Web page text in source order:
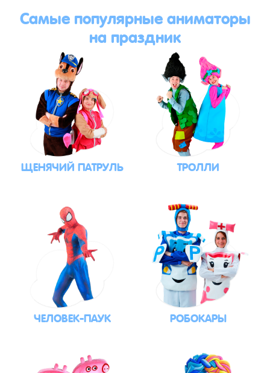
Самые популярные аниматоры
на праздник
ЩЕНЯЧИЙ ПАТРУЛЬ ТРОЛЛИ
ЧЕЛОВЕК-ПАУК РОБОКАРЫ